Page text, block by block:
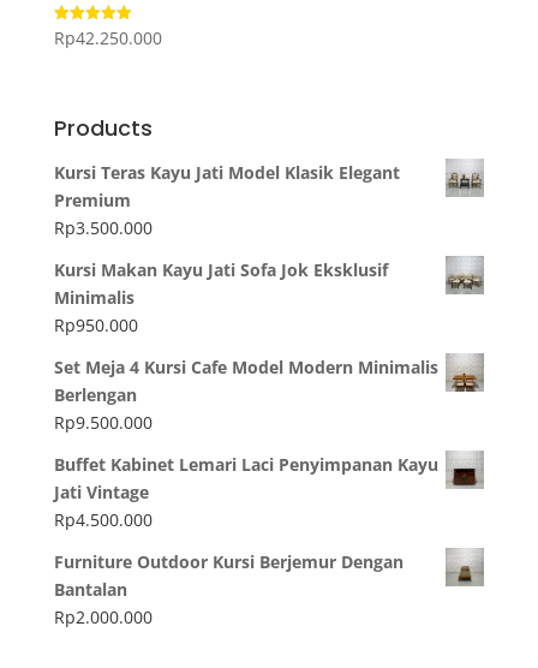
Dinilai
5.00
Rp42.250.000
Products
Kursi Teras Kayu Jati Model Klasik Elegant
Premium
Rp3.500.000
Kursi Makan Kayu Jati Sofa Jok Eksklusif
Minimalis
Rp950.000
Set Meja 4 Kursi Cafe Model Modern Minimalis
Berlengan
Rp9.500.000
Buffet Kabinet Lemari Laci Penyimpanan Kayu
Jati Vintage
Rp4.500.000
Furniture Outdoor Kursi Berjemur Dengan
Bantalan
Rp2.000.000